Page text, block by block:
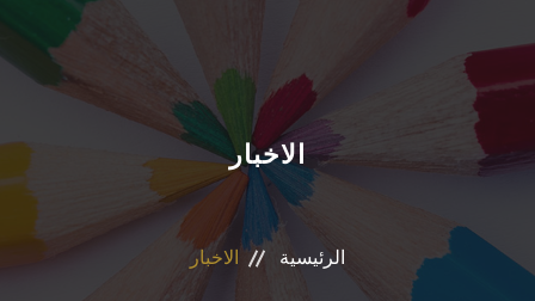
عن الكلية
القطاعات الاخبار
الرئيسية الاخبار